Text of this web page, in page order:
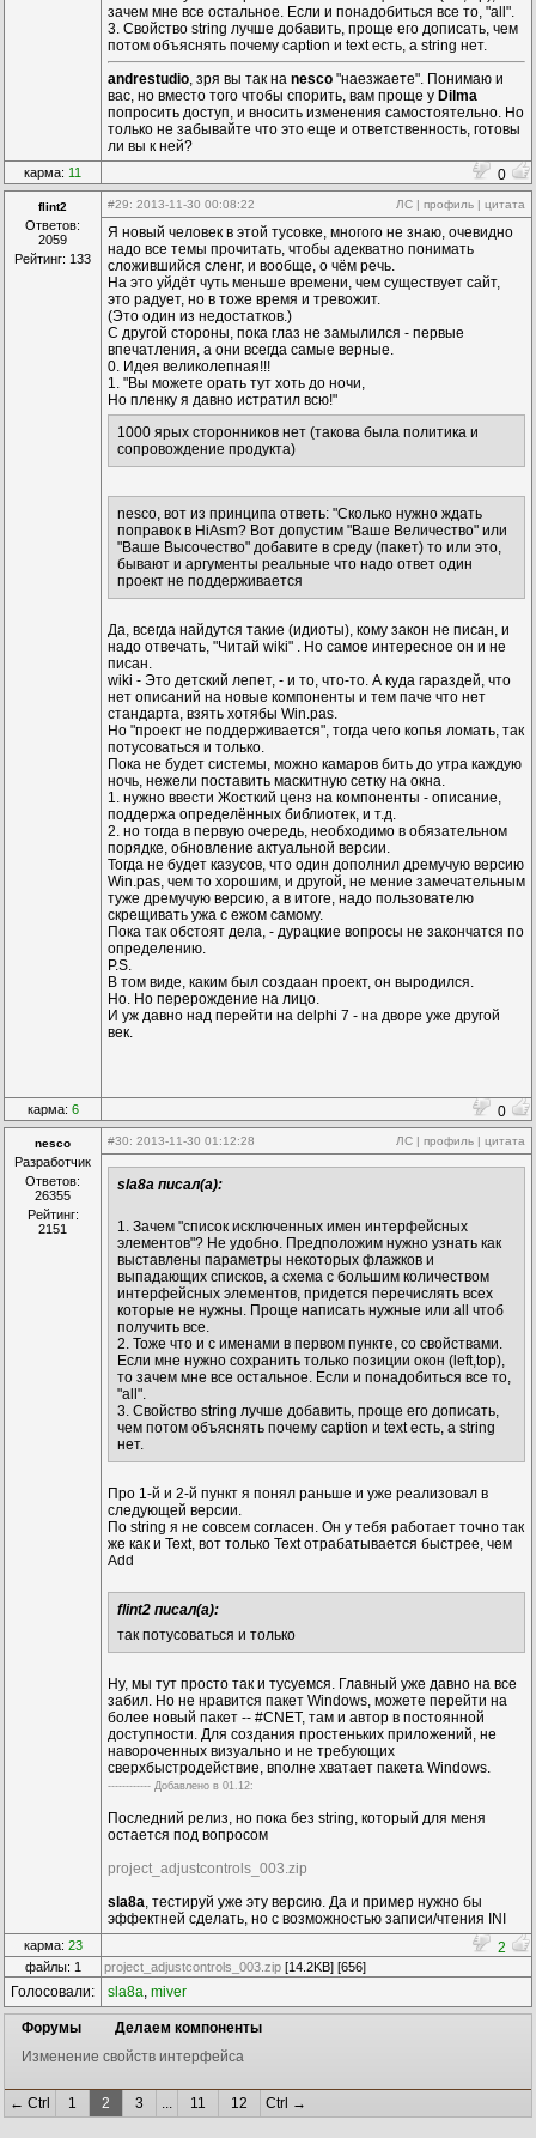
зачем мне все остальное. Если и понадобиться все то, "all".
3. Свойство string лучше добавить, проще его дописать, чем
потом объяснять почему caption и text есть, а string нет.
andrestudio, зря вы так на nesco "наезжаете". Понимаю и
вас, но вместо того чтобы спорить, вам проще у Dilma
попросить доступ, и вносить изменения самостоятельно. Но
только не забывайте что это еще и ответственность, готовы
ли вы к ней?
карма: 11 0
flint2
Ответов:
2059
Рейтинг: 133
#29: 2013-11-30 00:08:22 ЛС | профиль | цитата
Я новый человек в этой тусовке, многого не знаю, очевидно
надо все темы прочитать, чтобы адекватно понимать
сложившийся сленг, и вообще, о чём речь.
На это уйдёт чуть меньше времени, чем существует сайт,
это радует, но в тоже время и тревожит.
(Это один из недостатков.)
С другой стороны, пока глаз не замылился - первые
впечатления, а они всегда самые верные.
0. Идея великолепная!!!
1. "Вы можете орать тут хоть до ночи,
Но пленку я давно истратил всю!"
1000 ярых сторонников нет (такова была политика и
сопровождение продукта)
nesco, вот из принципа ответь: "Сколько нужно ждать
поправок в HiAsm? Вот допустим "Ваше Величество" или
"Ваше Высочество" добавите в среду (пакет) то или это,
бывают и аргументы реальные что надо ответ один
проект не поддерживается
Да, всегда найдутся такие (идиоты), кому закон не писан, и
надо отвечать, "Читай wiki" . Но самое интересное он и не
писан.
wiki - Это детский лепет, - и то, что-то. А куда гараздей, что
нет описаний на новые компоненты и тем паче что нет
стандарта, взять хотябы Win.pas.
Но "проект не поддерживается", тогда чего копья ломать, так
потусоваться и только.
Пока не будет системы, можно камаров бить до утра каждую
ночь, нежели поставить маскитную сетку на окна.
1. нужно ввести Жосткий ценз на компоненты - описание,
поддержа определённых библиотек, и т.д.
2. но тогда в первую очередь, необходимо в обязательном
порядке, обновление актуальной версии.
Тогда не будет казусов, что один дополнил дремучую версию
Win.pas, чем то хорошим, и другой, не мение замечательным
туже дремучую версию, а в итоге, надо пользователю
скрещивать ужа с ежом самому.
Пока так обстоят дела, - дурацкие вопросы не закончатся по
определению.
P.S.
В том виде, каким был создаан проект, он выродился.
Но. Но перерождение на лицо.
И уж давно над перейти на delphi 7 - на дворе уже другой
век.
карма: 6 0
nesco
Разработчик
Ответов:
26355
Рейтинг:
2151
#30: 2013-11-30 01:12:28 ЛС | профиль | цитата
sla8a писал(а):
1. Зачем "список исключенных имен интерфейсных
элементов"? Не удобно. Предположим нужно узнать как
выставлены параметры некоторых флажков и
выпадающих списков, а схема с большим количеством
интерфейсных элементов, придется перечислять всех
которые не нужны. Проще написать нужные или all чтоб
получить все.
2. Тоже что и с именами в первом пункте, со свойствами.
Если мне нужно сохранить только позиции окон (left,top),
то зачем мне все остальное. Если и понадобиться все то,
"all".
3. Свойство string лучше добавить, проще его дописать,
чем потом объяснять почему caption и text есть, а string
нет.
Про 1-й и 2-й пункт я понял раньше и уже реализовал в
следующей версии.
По string я не совсем согласен. Он у тебя работает точно так
же как и Text, вот только Text отрабатывается быстрее, чем
Add
flint2 писал(а):
так потусоваться и только
Ну, мы тут просто так и тусуемся. Главный уже давно на все
забил. Но не нравится пакет Windows, можете перейти на
более новый пакет -- #CNET, там и автор в постоянной
доступности. Для создания простеньких приложений, не
навороченных визуально и не требующих
сверхбыстродействие, вполне хватает пакета Windows.
------------ Дoбавленo в 01.12:
Последний релиз, но пока без string, который для меня
остается под вопросом
project_adjustcontrols_003.zip
sla8a, тестируй уже эту версию. Да и пример нужно бы
эффектней сделать, но с возможностью записи/чтения INI
карма: 23 2
файлы: 1 project_adjustcontrols_003.zip [14.2KB] [656]
Голосовали: sla8a, miver
Форумы
Делаем компоненты
Изменение свойств интерфейса
← Ctrl 1 2 3 ... 11 12 Ctrl →